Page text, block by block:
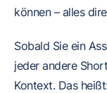
können – alles
Sobald Sie ein
jeder andere
Kontext. Das